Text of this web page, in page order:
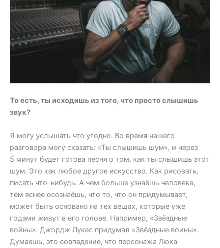
То есть, ты исходишь из того, что просто слышишь
звук?
Я могу услышать что угодно. Во время нашего
разговора могу сказать: «Ты слышишь шум», и через
5 минут будет готова песня о том, как ты слышишь этот
шум. Это как любое другое искусство. Как рисовать,
писать что-нибудь. А чем больше узнаёшь человека,
тем яснее осознаёшь, что то, что он придумывает,
может быть основано на тех вещах, которые уже
годами живут в его голове. Например, «Звёздные
войны». Джордж Лукас придумал «Звёздные воины».
Думаешь, это совпадение, что персонажа Люка